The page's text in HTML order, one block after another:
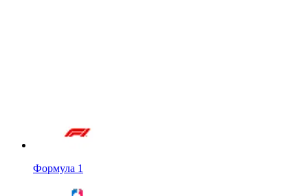
Формула 1